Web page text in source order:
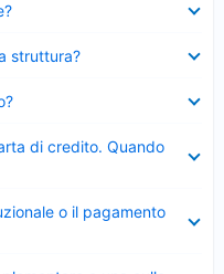
struttura?
di credito. Quando
o il pagamento